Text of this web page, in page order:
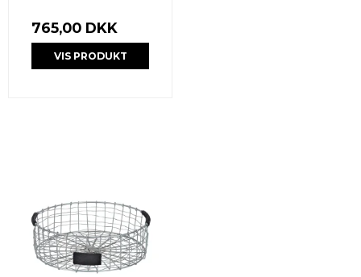
765,00 DKK
VIS PRODUKT